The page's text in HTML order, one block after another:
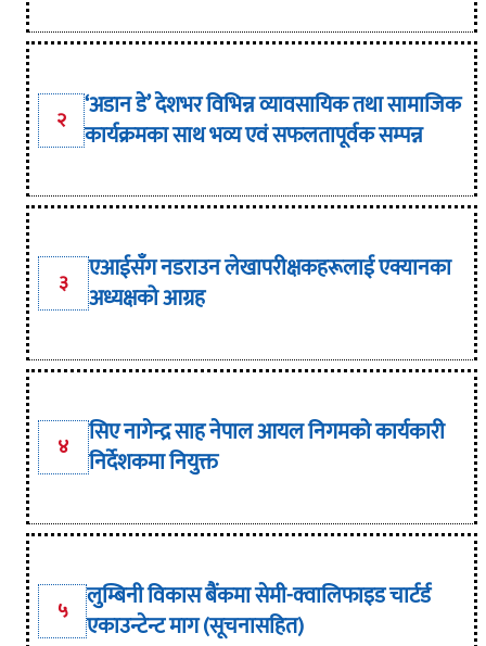
२ ‘अडान डे’ देशभर विभिन्न व्यावसायिक तथा सामाजिक
कार्यक्रमका साथ भव्य एवं सफलतापूर्वक सम्पन्न
३
एआईसँग नडराउन लेखापरीक्षकहरूलाई एक्यानका
अध्यक्षको आग्रह
४
सिए नागेन्द्र साह नेपाल आयल निगमको कार्यकारी
निर्देशकमा नियुक्त
५ लुम्बिनी विकास बैंकमा सेमी-क्वालिफाइड चार्टर्ड
एकाउन्टेन्ट माग (सूचनासहित)